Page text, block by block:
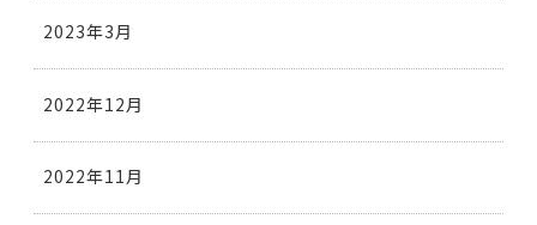
2023年3月
2022年12月
2022年11月